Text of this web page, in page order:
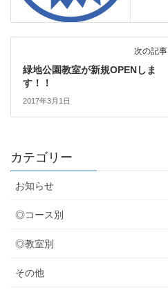
次の記事
緑地公園教室が新規OPENしま
す！！
2017年3月1日
カテゴリー
お知らせ
◎コース別
◎教室別
その他